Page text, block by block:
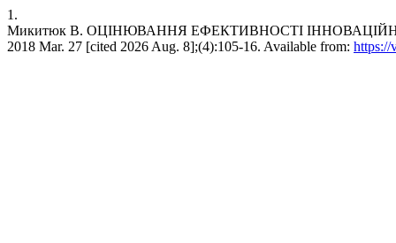
1.
Микитюк В. ОЦІНЮВАННЯ ЕФЕКТИВНОСТІ
2018 Mar. 27 [cited 2026 Aug. 8];(4):105-16. Available from: https://